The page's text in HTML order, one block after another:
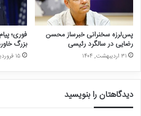
حمله به سفارت آمریکا
ریاست‌جمهوری محمود احمدی‌نژاد که خود
گروه نزدیک به رئیس دولت بهار به سفارت
پس‌لرزه سخنرانی خبرساز محسن
رضایی در سالگرد رئیسی
۳۱ اردیبهشت, ۱۴۰۴
فوری؛
بزرگ
۱۵ فروردین, ۱۴۰۴
دیدگاهتان را بنویسید